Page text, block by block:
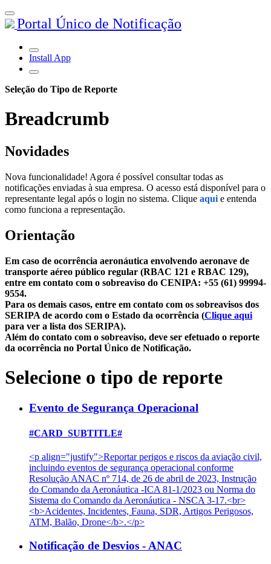
Portal Único de Notificação
Install App
Seleção do Tipo de Reporte
Breadcrumb
Novidades
Nova funcionalidade! Agora é possível consultar todas as
notificações enviadas à sua empresa. O acesso está disponível para o
representante legal após o login no sistema. Clique aqui e entenda
como funciona a representação.
Orientação
Em caso de ocorrência aeronáutica envolvendo aeronave de
transporte aéreo público regular (RBAC 121 e RBAC 129),
entre em contato com o sobreaviso do CENIPA: +55 (61) 99994-
9554.
Para os demais casos, entre em contato com os sobreavisos dos
SERIPA de acordo com o Estado da ocorrência (Clique aqui
para ver a lista dos SERIPA).
Além do contato com o sobreaviso, deve ser efetuado o reporte
da ocorrência no Portal Único de Notificação.
Selecione o tipo de reporte
Evento de Segurança Operacional
#CARD_SUBTITLE#
<p align="justify">Reportar perigos e riscos da aviação civil,
incluindo eventos de segurança operacional conforme
Resolução ANAC nº 714, de 26 de abril de 2023, Instrução
do Comando da Aeronáutica -ICA 81-1/2023 ou Norma do
Sistema do Comando da Aeronáutica - NSCA 3-17.<br>
<b>Acidentes, Incidentes, Fauna, SDR, Artigos Perigosos,
ATM, Balão, Drone</b>.</p>
Notificação de Desvios - ANAC